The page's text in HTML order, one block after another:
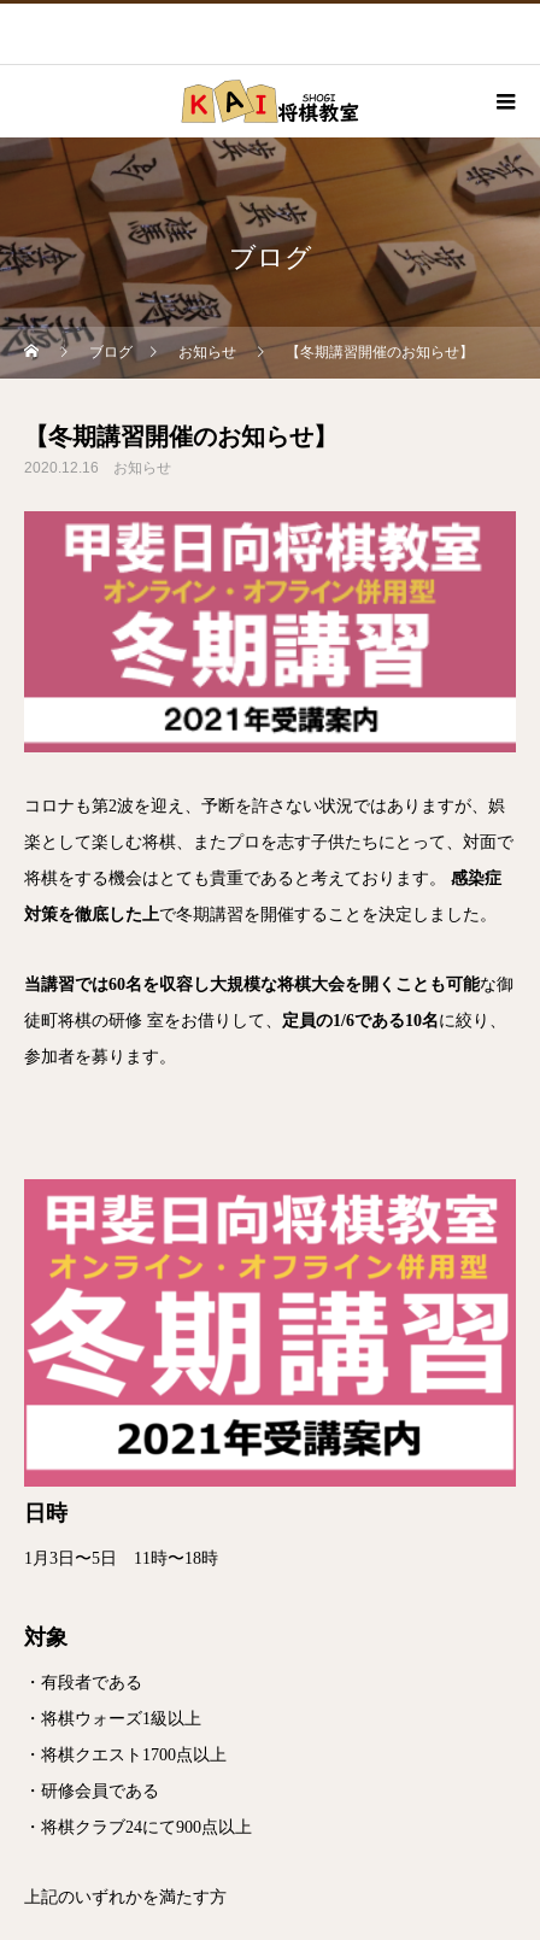
ブログ
ブログ お知らせ 【冬期講習開催のお知らせ】
【冬期講習開催のお知らせ】
2020.12.16 お知らせ
コロナも第2波を迎え、予断を許さない状況ではありますが、娯
楽として楽しむ将棋、またプロを志す子供たちにとって、対面で
将棋をする機会はとても貴重であると考えております。 感染症
対策を徹底した上で冬期講習を開催することを決定しました。
当講習では60名を収容し大規模な将棋大会を開くことも可能な御
徒町将棋の研修 室をお借りして、 定員の1/6である10名に絞り、
参加者を募ります。
日時
1月3日〜5日 11時〜18時
対象
・有段者である
・将棋ウォーズ1級以上
・将棋クエスト1700点以上
・研修会員である
・将棋クラブ24にて900点以上
上記のいずれかを満たす方